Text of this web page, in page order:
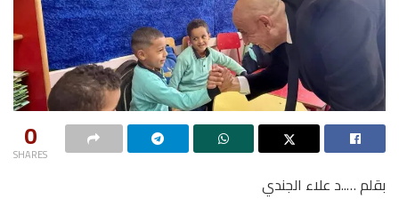
0
SHARES
بقلم …..د علاء الجندي